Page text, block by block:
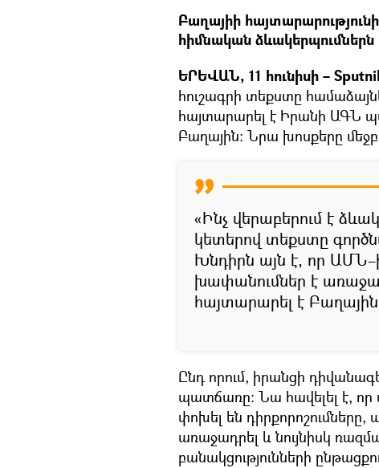
Բաղայիի
հիմնական
ԵՐԵՎԱՆ, 11 հունիսի –
հուշագրի տեքստը
հայտարարել է Իրանի ԱԳՆ
Բաղային։ Նրա խոսքերը
«Ինչ վերաբերում է
կետերով տեքստը
Խնդիրն այն է, որ
խափանումներ է
հայտարարել է
Ընդ որում, իրանցի
պատճառը։ Նա հավելել է,
փոխել են
առաջադրել և նույնիսկ
բանակցությունների